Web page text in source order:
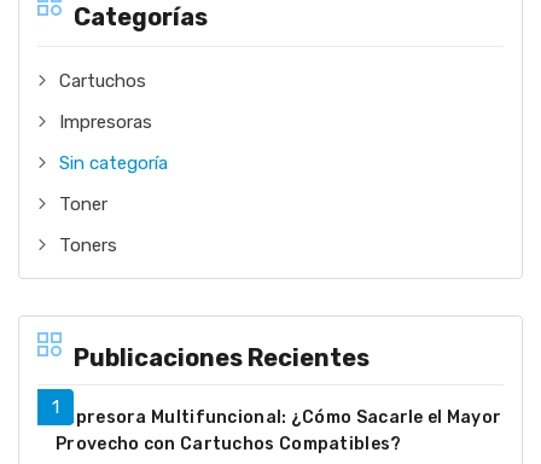
Categorías
Cartuchos
Impresoras
Sin categoría
Toner
Toners
Publicaciones Recientes
Impresora Multifuncional: ¿Cómo Sacarle el Mayor
Provecho con Cartuchos Compatibles?